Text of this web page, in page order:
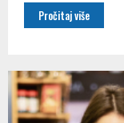
Pročitaj više